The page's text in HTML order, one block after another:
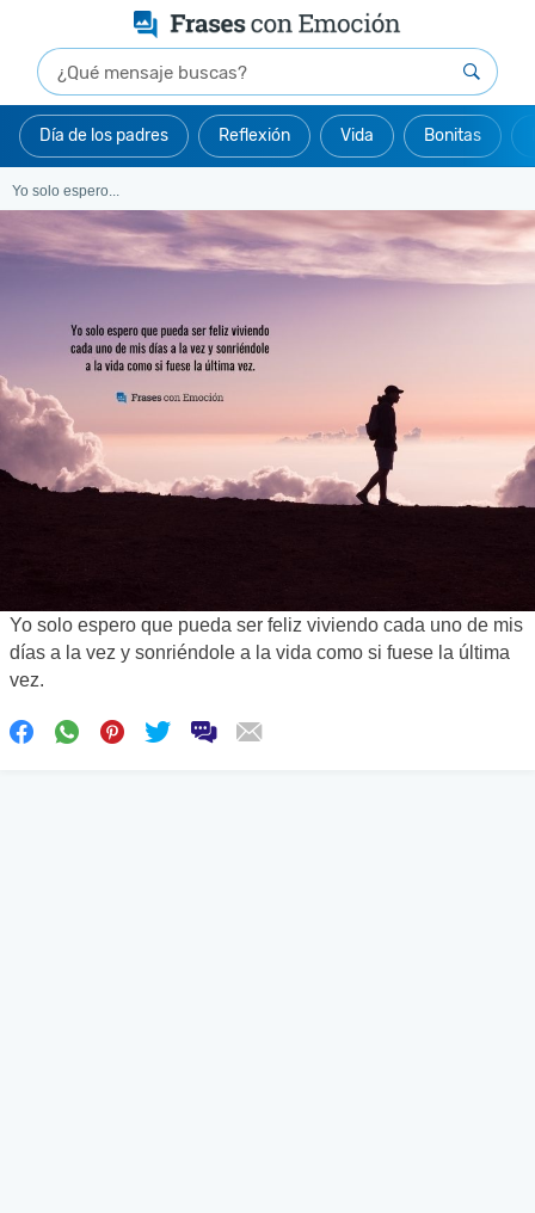
Día de los padres Reflexión Vida Bonitas
Yo solo espero...
Yo solo espero que pueda ser feliz viviendo cada uno de mis
días a la vez y sonriéndole a la vida como si fuese la última
vez.